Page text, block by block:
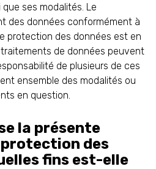
ses modalités. Le
des données conformément à
protection des données est en
traitements de données peuvent
de plusieurs de ces
ensemble des modalités ou
en question.
la présente
des
fins est-elle